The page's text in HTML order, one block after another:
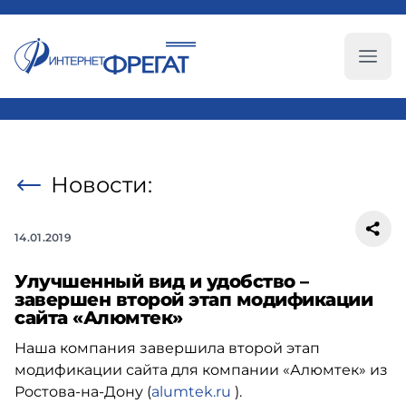
Новости:
14.01.2019
Улучшенный вид и удобство –
завершен второй этап модификации
сайта «Алюмтек»
Наша компания завершила второй этап
модификации сайта для компании «Алюмтек» из
Ростова-на-Дону (alumtek.ru ).